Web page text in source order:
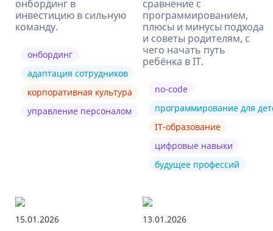
онбординг в
инвестицию в сильную
команду.
онбординг
адаптация сотрудников
корпоративная культура
управление персоналом
сравнение с
программированием,
плюсы и минусы подхода
и советы родителям, с
чего начать путь
ребёнка в IT.
no-code
программирование для
IT-образование
цифровые навыки
будущее профессий
15.01.2026 13.01.2026